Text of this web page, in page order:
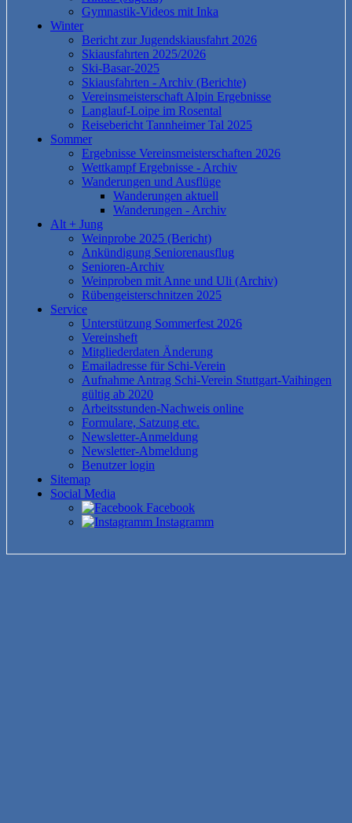
Gymnastik-Videos mit Inka
Winter
Bericht zur Jugendskiausfahrt 2026
Skiausfahrten 2025/2026
Ski-Basar-2025
Skiausfahrten - Archiv (Berichte)
Vereinsmeisterschaft Alpin Ergebnisse
Langlauf-Loipe im Rosental
Reisebericht Tannheimer Tal 2025
Sommer
Ergebnisse Vereinsmeisterschaften 2026
Wettkampf Ergebnisse - Archiv
Wanderungen und Ausflüge
Wanderungen aktuell
Wanderungen - Archiv
Alt + Jung
Weinprobe 2025 (Bericht)
Ankündigung Seniorenausflug
Senioren-Archiv
Weinproben mit Anne und Uli (Archiv)
Rübengeisterschnitzen 2025
Service
Unterstützung Sommerfest 2026
Vereinsheft
Mitgliederdaten Änderung
Emailadresse für Schi-Verein
Aufnahme Antrag Schi-Verein Stuttgart-Vaihingen
gültig ab 2020
Arbeitsstunden-Nachweis online
Formulare, Satzung etc.
Newsletter-Anmeldung
Newsletter-Abmeldung
Benutzer login
Sitemap
Social Media
Facebook
Instagramm